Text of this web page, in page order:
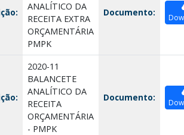
ANALÍTICO DA
RECEITA EXTRA
ORÇAMENTÁRIA
PMPK
Documento:
2020-11
BALANCETE
ANALÍTICO DA
RECEITA
ORÇAMENTÁRIA
- PMPK
Documento: